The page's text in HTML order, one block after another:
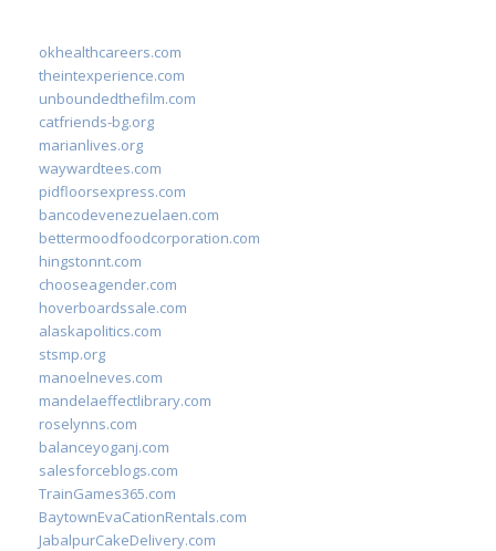
okhealthcareers.com
theintexperience.com
unboundedthefilm.com
catfriends-bg.org
marianlives.org
waywardtees.com
pidfloorsexpress.com
bancodevenezuelaen.com
bettermoodfoodcorporation.com
hingstonnt.com
chooseagender.com
hoverboardssale.com
alaskapolitics.com
stsmp.org
manoelneves.com
mandelaeffectlibrary.com
roselynns.com
balanceyoganj.com
salesforceblogs.com
TrainGames365.com
BaytownEvaCationRentals.com
JabalpurCakeDelivery.com